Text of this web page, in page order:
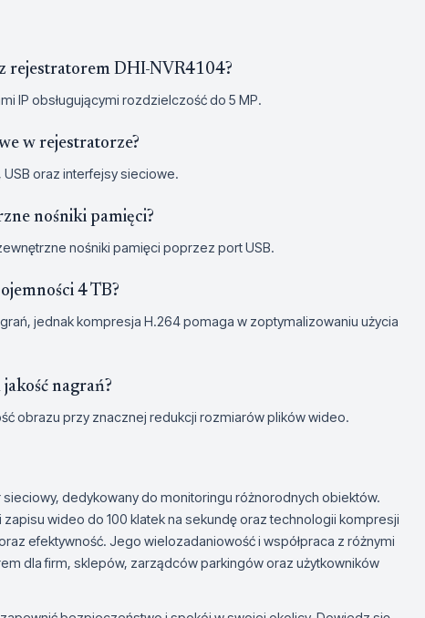
rejestratorem DHI-NVR4104?
IP obsługującymi rozdzielczość do 5 MP.
w rejestratorze?
USB oraz interfejsy sieciowe.
nośniki pamięci?
nośniki pamięci poprzez port USB.
4 TB?
jednak kompresja H.264 pomaga w zoptymalizowaniu użycia
nagrań?
obrazu przy znacznej redukcji rozmiarów plików wideo.
dedykowany do monitoringu różnorodnych obiektów.
zapisu wideo do 100 klatek na sekundę oraz technologii kompresji
efektywność. Jego wielozadaniowość i współpraca z różnymi
dla firm, sklepów, zarządców parkingów oraz użytkowników